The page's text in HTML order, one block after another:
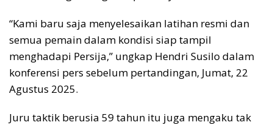
“Kami baru saja menyelesaikan latihan resmi dan
semua pemain dalam kondisi siap tampil
menghadapi Persija,” ungkap Hendri Susilo dalam
konferensi pers sebelum pertandingan, Jumat, 22
Agustus 2025.
Juru taktik berusia 59 tahun itu juga mengaku tak